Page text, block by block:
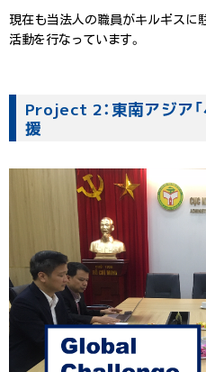
現在も当法人の職員がキルギスに
活動を行なっています。
Project 2：東南アジア
援